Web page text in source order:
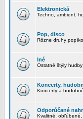
Elektronická
Techno, ambient,
Pop, disco
Rôzne druhy
Iné
Ostatné štýly hudby
Koncerty,
Koncerty a
Odporúčané
Kvalitné, obľúbené,